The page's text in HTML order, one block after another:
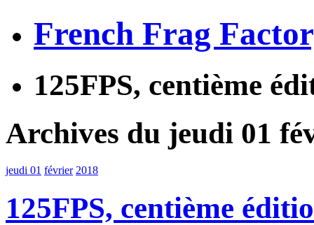
French Frag
125FPS, centième
Archives du jeudi 01
jeudi 01 février 2018
125FPS, centième